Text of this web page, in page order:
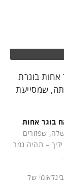
בוגרת
שמסייעת
בוגר אחות
שפזורים
– תהיה נמר
של